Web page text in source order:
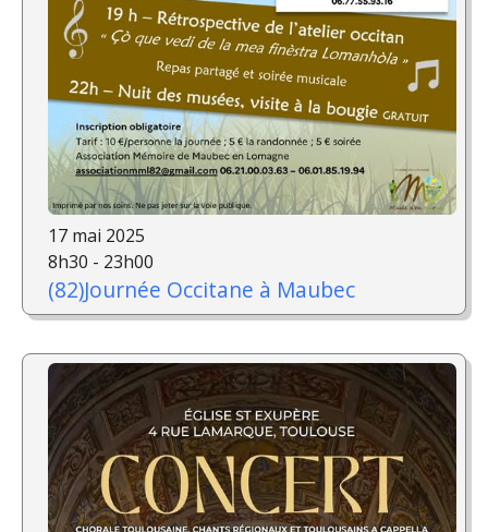
17 mai 2025
8h30 - 23h00
(82)Journée Occitane à Maubec